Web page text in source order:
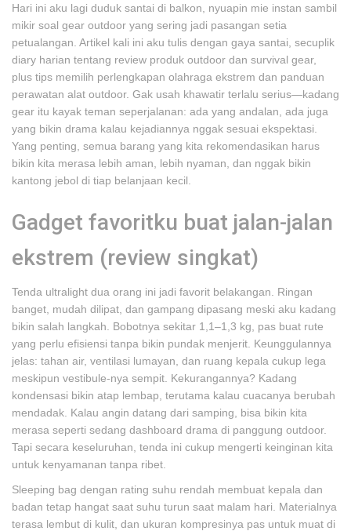
Hari ini aku lagi duduk santai di balkon, nyuapin mie instan sambil
mikir soal gear outdoor yang sering jadi pasangan setia
petualangan. Artikel kali ini aku tulis dengan gaya santai, secuplik
diary harian tentang review produk outdoor dan survival gear,
plus tips memilih perlengkapan olahraga ekstrem dan panduan
perawatan alat outdoor. Gak usah khawatir terlalu serius—kadang
gear itu kayak teman seperjalanan: ada yang andalan, ada juga
yang bikin drama kalau kejadiannya nggak sesuai ekspektasi.
Yang penting, semua barang yang kita rekomendasikan harus
bikin kita merasa lebih aman, lebih nyaman, dan nggak bikin
kantong jebol di tiap belanjaan kecil.
Gadget favoritku buat jalan-jalan
ekstrem (review singkat)
Tenda ultralight dua orang ini jadi favorit belakangan. Ringan
banget, mudah dilipat, dan gampang dipasang meski aku kadang
bikin salah langkah. Bobotnya sekitar 1,1–1,3 kg, pas buat rute
yang perlu efisiensi tanpa bikin pundak menjerit. Keunggulannya
jelas: tahan air, ventilasi lumayan, dan ruang kepala cukup lega
meskipun vestibule-nya sempit. Kekurangannya? Kadang
kondensasi bikin atap lembap, terutama kalau cuacanya berubah
mendadak. Kalau angin datang dari samping, bisa bikin kita
merasa seperti sedang dashboard drama di panggung outdoor.
Tapi secara keseluruhan, tenda ini cukup mengerti keinginan kita
untuk kenyamanan tanpa ribet.
Sleeping bag dengan rating suhu rendah membuat kepala dan
badan tetap hangat saat suhu turun saat malam hari. Materialnya
terasa lembut di kulit, dan ukuran kompresinya pas untuk muat di